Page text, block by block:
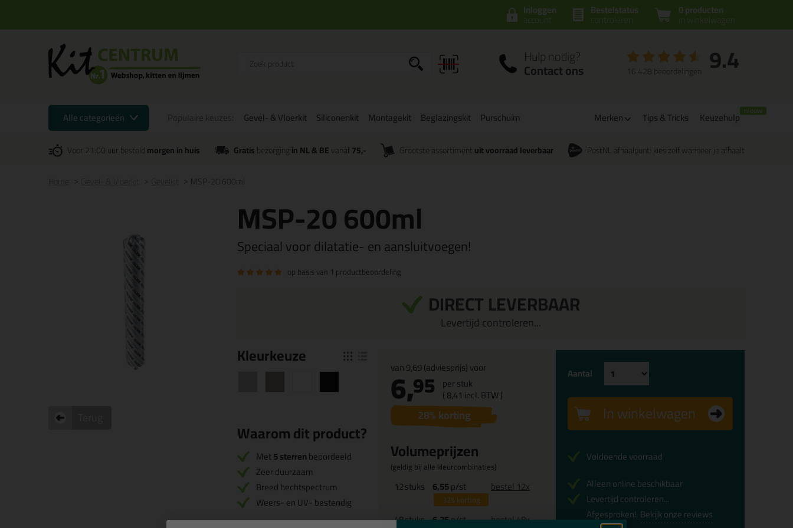
0 producten
in winkelwagen
Bestelstatus
controleren
Inloggen
account
Hulp nodig?
Contact ons 9.4
16.428 beoordelingen
Alle categorieën Gevel- & Vloerkit Siliconenkit Montagekit Beglazingskit Purschuim Merken Tips & Tricks Keuzehulp
Voor 21:00 uur besteldmorgen in huis Gratisbezorgingin NL & BEvanaf 75,- Grootste assortiment uit voorraad leverbaar PostNL afhaalpunt: kies zelf wanneer je afhaalt
MSP-20 600ml
MSP-20 600ml
Speciaal voor dilatatie- en aansluitvoegen!
op basis van 1 productbeoordeling
DIRECT LEVERBAAR
Levertijd controleren...
Kleurkeuze
Waarom dit product?
Met5 sterrenbeoordeeld
Zeer duurzaam
Breed hechtspectrum
Weers- en UV- bestendig
van9,69(adviesprijs) voor
6,95 per stuk
(8,41 incl. BTW )
28% korting
Volumeprijzen
(geldig bij alle kleurcombinaties)
12stuks 6,55p/st
32%korting
bestel 12x
48stuks 6,25p/st bestel 48x
Aantal
In winkelwagen
Voldoende voorraad
Alleen online beschikbaar
Levertijd controleren...
Afgesproken! Bekijk onze reviews